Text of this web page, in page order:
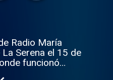
Radio María
Serena el 15 de
funcionó